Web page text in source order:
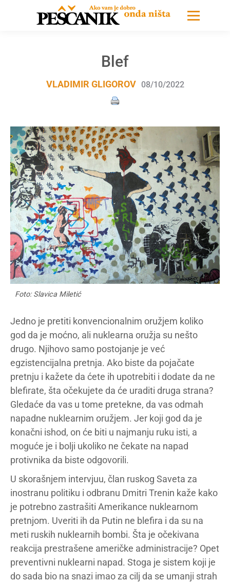
Blef
VLADIMIR GLIGOROV 08/10/2022
Foto: Slavica Miletić
Jedno je pretiti konvencionalnim oružjem koliko
god da je moćno, ali nuklearna oružja su nešto
drugo. Njihovo samo postojanje je već
egzistencijalna pretnja. Ako biste da pojačate
pretnju i kažete da ćete ih upotrebiti i dodate da ne
blefirate, šta očekujete da će uraditi druga strana?
Gledaće da vas u tome pretekne, da vas odmah
napadne nuklearnim oružjem. Jer koji god da je
konačni ishod, on će biti u najmanju ruku isti, a
moguće je i bolji ukoliko ne čekate na napad
protivnika da biste odgovorili.
U skorašnjem intervjuu, član ruskog Saveta za
inostranu politiku i odbranu Dmitri Trenin kaže kako
je potrebno zastrašiti Amerikance nuklearnom
pretnjom. Uveriti ih da Putin ne blefira i da su na
meti ruskih nuklearnih bombi. Šta je očekivana
reakcija prestrašene američke administracije? Opet
preventivni nuklearni napad. Stoga je sistem koji je
do sada bio na snazi imao za cilj da se umanji strah